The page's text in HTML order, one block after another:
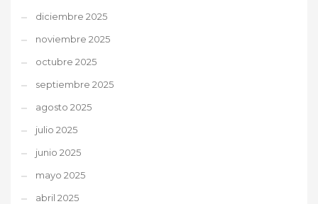
diciembre 2025
noviembre 2025
octubre 2025
septiembre 2025
agosto 2025
julio 2025
junio 2025
mayo 2025
abril 2025